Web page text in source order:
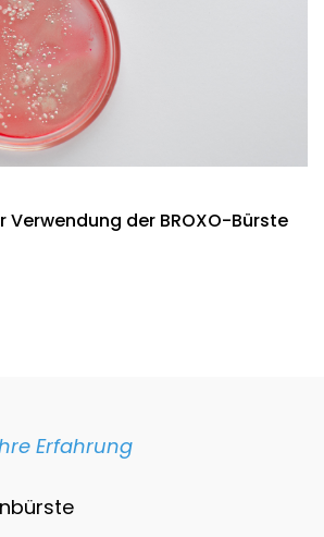
Verwendung der BROXO-Bürste
Erfahrung